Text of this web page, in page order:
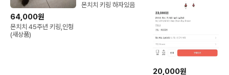
64,000원
몬치치 45주년 키링,인형
(새상품)
몬치치 키링 하자있음
20,000원